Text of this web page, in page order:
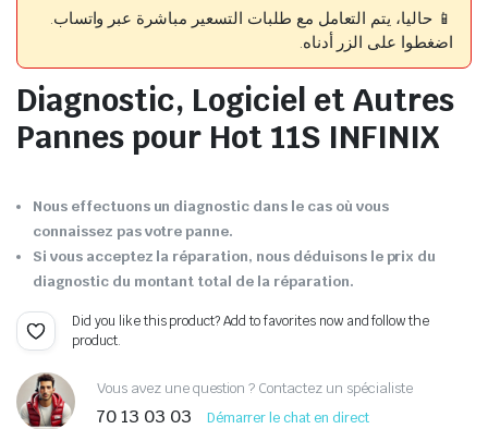
📱 حاليا، يتم التعامل مع طلبات التسعير مباشرة عبر واتساب.
اضغطوا على الزر أدناه.
Diagnostic, Logiciel et Autres
Pannes pour Hot 11S INFINIX
Nous effectuons un diagnostic dans le cas où vous
connaissez pas votre panne.
Si vous acceptez la réparation, nous déduisons le prix du
diagnostic du montant total de la réparation.
Did you like this product? Add to favorites now and follow the
product.
Vous avez une question ? Contactez un spécialiste
70 13 03 03 Démarrer le chat en direct